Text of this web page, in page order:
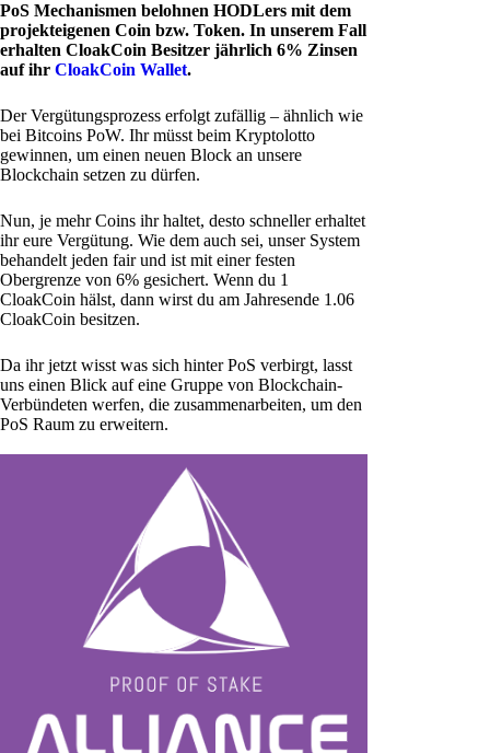
PoS Mechanismen belohnen HODLers mit dem
projekteigenen Coin bzw. Token. In unserem Fall
erhalten CloakCoin Besitzer jährlich 6% Zinsen
auf ihr CloakCoin Wallet.
Der Vergütungsprozess erfolgt zufällig – ähnlich wie
bei Bitcoins PoW. Ihr müsst beim Kryptolotto
gewinnen, um einen neuen Block an unsere
Blockchain setzen zu dürfen.
Nun, je mehr Coins ihr haltet, desto schneller erhaltet
ihr eure Vergütung. Wie dem auch sei, unser System
behandelt jeden fair und ist mit einer festen
Obergrenze von 6% gesichert. Wenn du 1
CloakCoin hälst, dann wirst du am Jahresende 1.06
CloakCoin besitzen.
Da ihr jetzt wisst was sich hinter PoS verbirgt, lasst
uns einen Blick auf eine Gruppe von Blockchain-
Verbündeten werfen, die zusammenarbeiten, um den
PoS Raum zu erweitern.